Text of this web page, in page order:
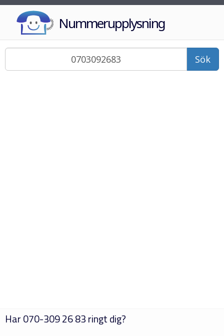
Nummerupplysning
Sök
Har070-309 26 83ringt dig?